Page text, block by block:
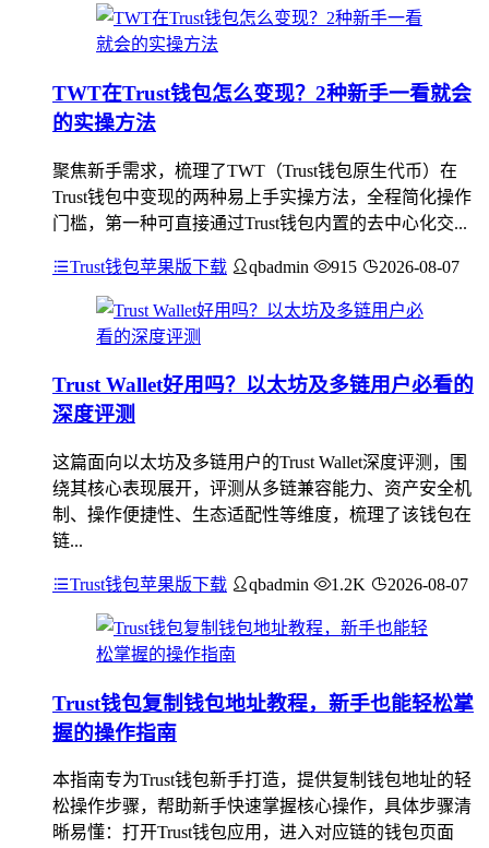
TWT在Trust钱包怎么变现？2种新手一看就会
的实操方法
聚焦新手需求，梳理了TWT（Trust钱包原生代币）在
Trust钱包中变现的两种易上手实操方法，全程简化操作
门槛，第一种可直接通过Trust钱包内置的去中心化交...
Trust钱包苹果版下载 qbadmin 915 2026-08-07
Trust Wallet好用吗？以太坊及多链用户必看的
深度评测
这篇面向以太坊及多链用户的Trust Wallet深度评测，围
绕其核心表现展开，评测从多链兼容能力、资产安全机
制、操作便捷性、生态适配性等维度，梳理了该钱包在
链...
Trust钱包苹果版下载 qbadmin 1.2K 2026-08-07
Trust钱包复制钱包地址教程，新手也能轻松掌
握的操作指南
本指南专为Trust钱包新手打造，提供复制钱包地址的轻
松操作步骤，帮助新手快速掌握核心操作，具体步骤清
晰易懂：打开Trust钱包应用，进入对应链的钱包页面